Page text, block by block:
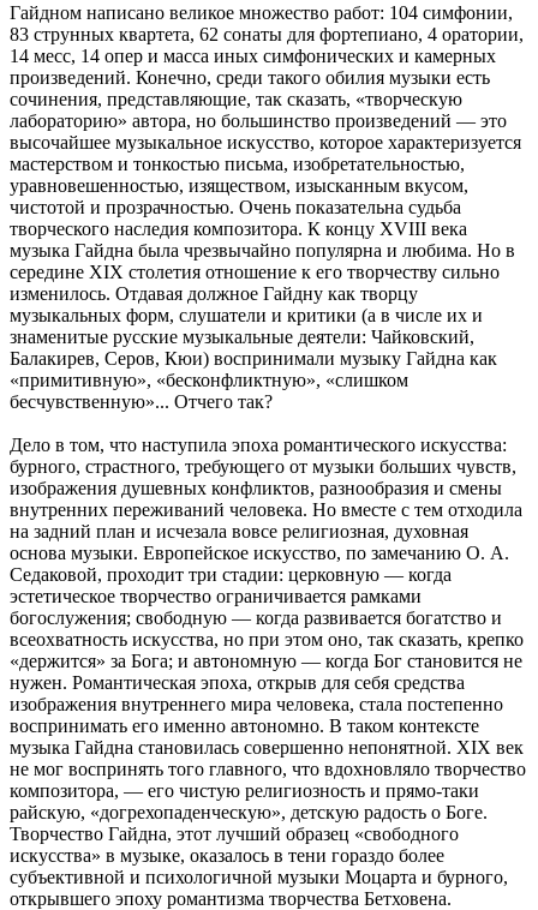
Гайдном написано великое множество работ: 104 симфонии,
83 струнных квартета, 62 сонаты для фортепиано, 4 оратории,
14 месс, 14 опер и масса иных симфонических и камерных
произведений. Конечно, среди такого обилия музыки есть
сочинения, представляющие, так сказать, «творческую
лабораторию» автора, но большинство произведений — это
высочайшее музыкальное искусство, которое характеризуется
мастерством и тонкостью письма, изобретательностью,
уравновешенностью, изяществом, изысканным вкусом,
чистотой и прозрачностью. Очень показательна судьба
творческого наследия композитора. К концу XVIII века
музыка Гайдна была чрезвычайно популярна и любима. Но в
середине XIX столетия отношение к его творчеству сильно
изменилось. Отдавая должное Гайдну как творцу
музыкальных форм, слушатели и критики (а в числе их и
знаменитые русские музыкальные деятели: Чайковский,
Балакирев, Серов, Кюи) воспринимали музыку Гайдна как
«примитивную», «бесконфликтную», «слишком
бесчувственную»... Отчего так?
Дело в том, что наступила эпоха романтического искусства:
бурного, страстного, требующего от музыки больших чувств,
изображения душевных конфликтов, разнообразия и смены
внутренних переживаний человека. Но вместе с тем отходила
на задний план и исчезала вовсе религиозная, духовная
основа музыки. Европейское искусство, по замечанию О. А.
Седаковой, проходит три стадии: церковную — когда
эстетическое творчество ограничивается рамками
богослужения; свободную — когда развивается богатство и
всеохватность искусства, но при этом оно, так сказать, крепко
«держится» за Бога; и автономную — когда Бог становится не
нужен. Романтическая эпоха, открыв для себя средства
изображения внутреннего мира человека, стала постепенно
воспринимать его именно автономно. В таком контексте
музыка Гайдна становилась совершенно непонятной. XIX век
не мог воспринять того главного, что вдохновляло творчество
композитора, — его чистую религиозность и прямо-таки
райскую, «догрехопаденческую», детскую радость о Боге.
Творчество Гайдна, этот лучший образец «свободного
искусства» в музыке, оказалось в тени гораздо более
субъективной и психологичной музыки Моцарта и бурного,
открывшего эпоху романтизма творчества Бетховена.